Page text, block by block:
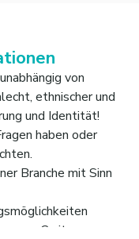
von
ethnischer und
und Identität!
haben oder
Branche mit Sinn
Caritas-